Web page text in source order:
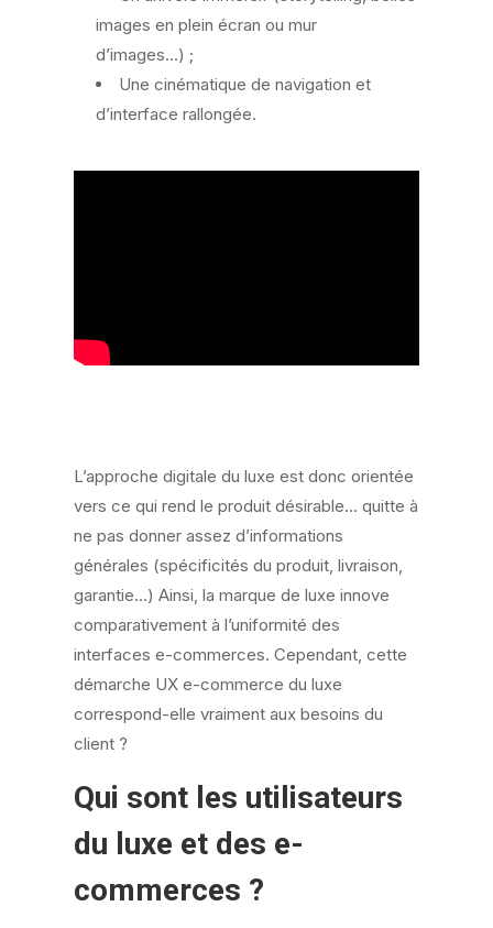
images en plein écran ou mur
d’images…) ;
Une cinématique de navigation et
d’interface rallongée.
L’approche digitale du luxe est donc orientée
vers ce qui rend le produit désirable… quitte à
ne pas donner assez d’informations
générales (spécificités du produit, livraison,
garantie…) Ainsi, la marque de luxe innove
comparativement à l’uniformité des
interfaces e-commerces. Cependant, cette
démarche UX e-commerce du luxe
correspond-elle vraiment aux besoins du
client ?
Qui sont les utilisateurs
du luxe et des e-
commerces ?